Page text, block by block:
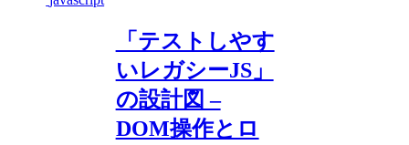
「テストしやす
いレガシーJS」
の設計図 –
DOM操作とロ